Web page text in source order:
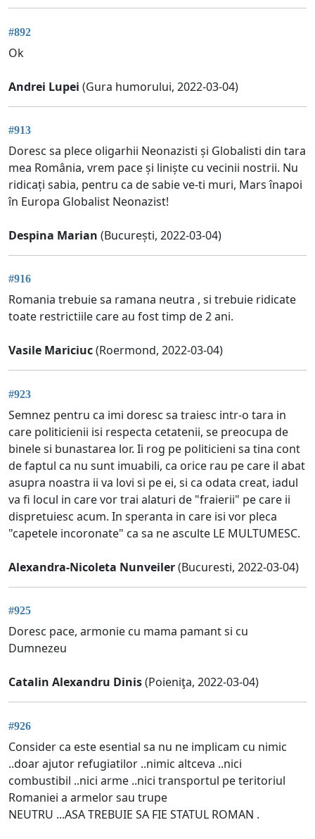
#892
Ok
Andrei Lupei (Gura humorului, 2022-03-04)
#913
Doresc sa plece oligarhii Neonazisti și Globalisti din tara
mea România, vrem pace și liniște cu vecinii nostrii. Nu
ridicați sabia, pentru ca de sabie ve-ti muri, Mars înapoi
în Europa Globalist Neonazist!
Despina Marian (București, 2022-03-04)
#916
Romania trebuie sa ramana neutra , si trebuie ridicate
toate restrictiile care au fost timp de 2 ani.
Vasile Mariciuc(Roermond, 2022-03-04)
#923
Semnez pentru ca imi doresc sa traiesc intr-o tara in
care politicienii isi respecta cetatenii, se preocupa de
binele si bunastarea lor. Ii rog pe politicieni sa tina cont
de faptul ca nu sunt imuabili, ca orice rau pe care il abat
asupra noastra ii va lovi si pe ei, si ca odata creat, iadul
va fi locul in care vor trai alaturi de "fraierii" pe care ii
dispretuiesc acum. In speranta in care isi vor pleca
"capetele incoronate" ca sa ne asculte LE MULTUMESC.
Alexandra-Nicoleta Nunveiler(Bucuresti, 2022-03-04)
#925
Doresc pace, armonie cu mama pamant si cu
Dumnezeu
Catalin Alexandru Dinis(Poieniţa, 2022-03-04)
#926
Consider ca este esential sa nu ne implicam cu nimic
..doar ajutor refugiatilor ..nimic altceva ..nici
combustibil ..nici arme ..nici transportul pe teritoriul
Romaniei a armelor sau trupe
NEUTRU ...ASA TREBUIE SA FIE STATUL ROMAN .